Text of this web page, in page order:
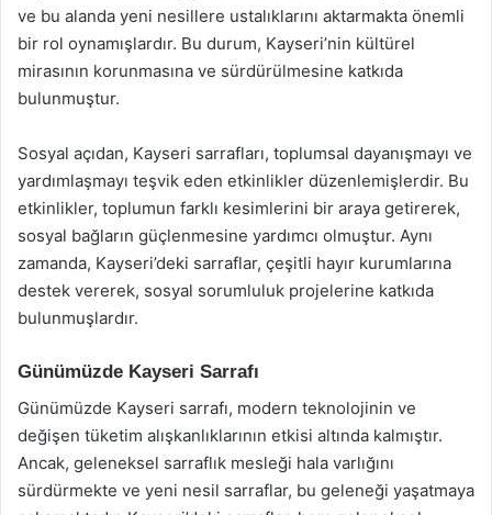
ve bu alanda yeni nesillere ustalıklarını aktarmakta önemli
bir rol oynamışlardır. Bu durum, Kayseri’nin kültürel
mirasının korunmasına ve sürdürülmesine katkıda
bulunmuştur.
Sosyal açıdan, Kayseri sarrafları, toplumsal dayanışmayı ve
yardımlaşmayı teşvik eden etkinlikler düzenlemişlerdir. Bu
etkinlikler, toplumun farklı kesimlerini bir araya getirerek,
sosyal bağların güçlenmesine yardımcı olmuştur. Aynı
zamanda, Kayseri’deki sarraflar, çeşitli hayır kurumlarına
destek vererek, sosyal sorumluluk projelerine katkıda
bulunmuşlardır.
Günümüzde Kayseri Sarrafı
Günümüzde Kayseri sarrafı, modern teknolojinin ve
değişen tüketim alışkanlıklarının etkisi altında kalmıştır.
Ancak, geleneksel sarraflık mesleği hala varlığını
sürdürmekte ve yeni nesil sarraflar, bu geleneği yaşatmaya